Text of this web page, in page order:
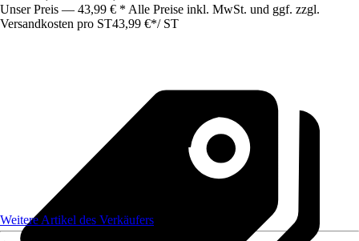
Unser Preis — 43,99 € * Alle Preise inkl. MwSt. und ggf. zzgl.
Versandkosten pro ST43,99 €*/ ST
Weitere Artikel des Verkäufers